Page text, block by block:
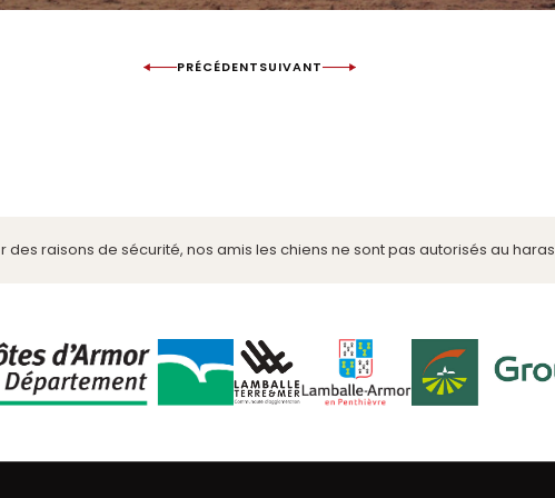
PRÉCÉDENTSUIVANT
des raisons de sécurité, nos amis les chiens ne sont pas autorisés au haras